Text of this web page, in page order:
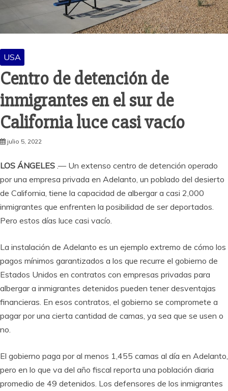
USA
Centro de detención de
inmigrantes en el sur de
California luce casi vacío
julio 5, 2022
LOS ÁNGELES .— Un extenso centro de detención operado
por una empresa privada en Adelanto, un poblado del desierto
de California, tiene la capacidad de albergar a casi 2,000
inmigrantes que enfrenten la posibilidad de ser deportados.
Pero estos días luce casi vacío.
La instalación de Adelanto es un ejemplo extremo de cómo los
pagos mínimos garantizados a los que recurre el gobierno de
Estados Unidos en contratos con empresas privadas para
albergar a inmigrantes detenidos pueden tener desventajas
financieras. En esos contratos, el gobierno se compromete a
pagar por una cierta cantidad de camas, ya sea que se usen o
no.
El gobierno paga por al menos 1,455 camas al día en Adelanto,
pero en lo que va del año fiscal reporta una población diaria
promedio de 49 detenidos. Los defensores de los inmigrantes